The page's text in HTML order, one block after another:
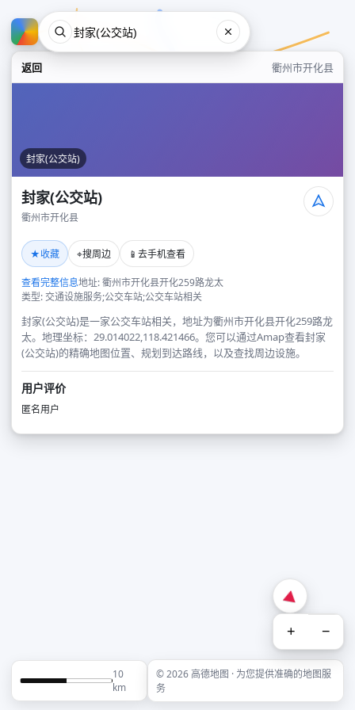
返回 衢州市开化县
封家(公交站)
封家(公交站)
衢州市开化县
★收藏 ⌖搜周边 📱 去手机查看
查看完整信息地址: 衢州市开化县开化259路龙太
类型: 交通设施服务;公交车站;公交车站相关
封家(公交站)是一家公交车站相关，地址为衢州市开化县开化259路龙
太。地理坐标：29.014022,118.421466。您可以通过Amap查看封家
(公交站)的精确地图位置、规划到达路线，以及查找周边设施。
用户评价
匿名用户
+ −
10
km
© 2026 高德地图 · 为您提供准确的地图服
务